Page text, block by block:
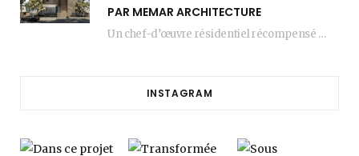
PAR MEMAR ARCHITECTURE
Un chef-d’œuvre résidentiel récompensé MEMAR Architecture, agence renommée basée à Dubaï, présente aujourd’hui sa dernière…
INSTAGRAM